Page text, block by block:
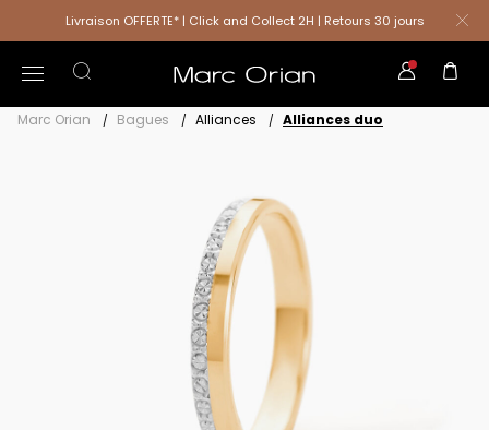
Livraison OFFERTE* | Click and Collect 2H | Retours 30 jours
Marc Orian Bagues Alliances Alliances duo